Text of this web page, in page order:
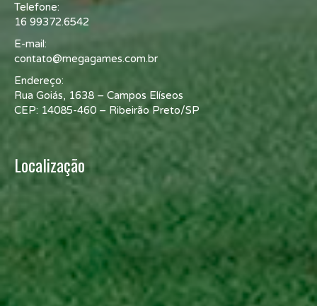
Telefone:
16 99372.6542
E-mail:
contato@megagames.com.br
Endereço:
Rua Goiás, 1638 – Campos Elíseos
CEP: 14085-460 – Ribeirão Preto/SP
Localização